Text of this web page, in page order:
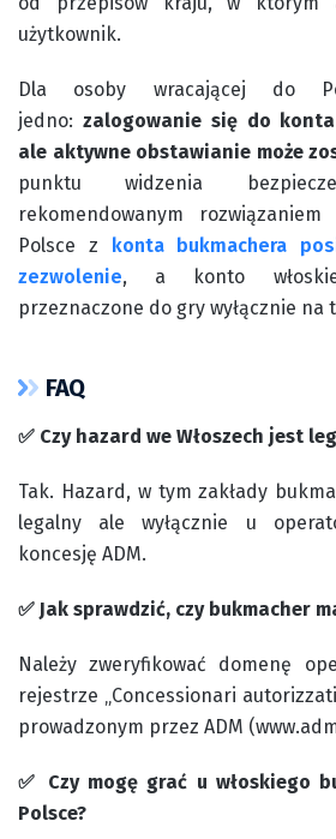
użytkownik.
Dla osoby wracającej do
jedno: zalogowanie się do
ale aktywne obstawianie może
punktu widzenia
rekomendowanym
Polsce z konta bukmachera
zezwolenie, a konto
przeznaczone do gry wyłącznie na
FAQ
✅ Czy hazard we Włoszech jest
Tak. Hazard, w tym zakłady
legalny ale wyłącznie u
koncesję ADM.
✅ Jak sprawdzić, czy bukmacher
Należy zweryfikować domenę
rejestrze „Concessionari
prowadzonym przez ADM
✅ Czy mogę grać u włoskiego
Polsce?